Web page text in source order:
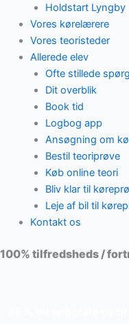
Holdstart Lyngby
Vores kørelærere
Vores teoristeder
Allerede elev
Ofte stillede
Dit overblik
Book tid
Logbog app
Ansøgning om
Bestil teoriprøve
Køb online teori
Bliv klar til
Leje af bil til
Kontakt os
100% tilfredsheds /